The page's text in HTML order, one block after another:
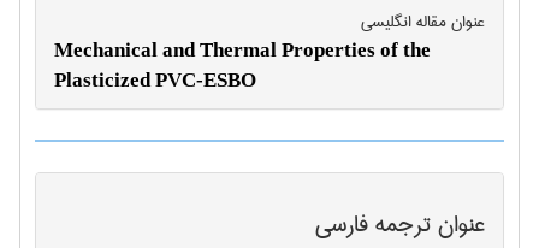
عنوان مقاله انگليسی
Mechanical and Thermal Properties of the
Plasticized PVC-ESBO
عنوان ترجمه فارسی